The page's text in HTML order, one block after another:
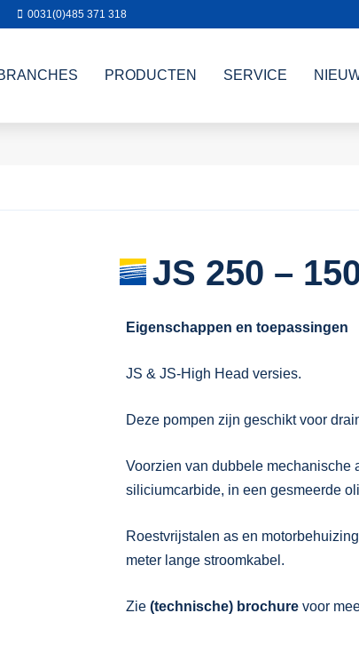
0031(0)485 371 318
PRODUCTEN SERVICE
JS 250 –
Eigenschappen en toepassingen
JS & JS-High Head versies.
Deze pompen zijn geschikt voor
Voorzien van dubbele mechanische
siliciumcarbide, in een gesmeerde
Roestvrijstalen as en
meter lange stroomkabel.
Zie(technische) brochure voor